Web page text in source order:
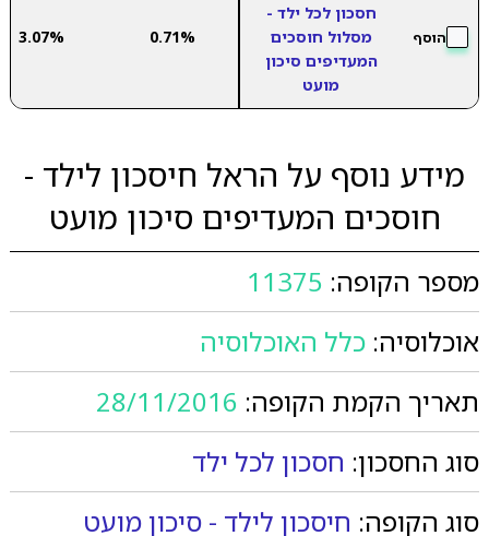
הוסף
חסכון לכל ילד -
מסלול חוסכים
המעדיפים סיכון
מועט
0.71%
3.07%
מידע נוסף על הראל חיסכון לילד -
חוסכים המעדיפים סיכון מועט
מספר הקופה: 11375
אוכלוסיה: כלל האוכלוסיה
תאריך הקמת הקופה: 28/11/2016
סוג החסכון: חסכון לכל ילד
סוג הקופה: חיסכון לילד - סיכון מועט